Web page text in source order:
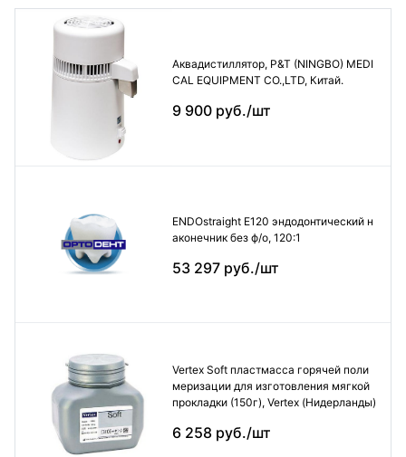
Аквадистиллятор, P&T (NINGBO) MEDI
CAL EQUIPMENT CO.,LTD, Китай.
9 900 руб./шт
ENDOstraight E120 эндодонтический н
аконечник без ф/о, 120:1
53 297 руб./шт
Vertex Soft пластмасса горячей поли
меризации для изготовления мягкой
прокладки (150г), Vertex (Нидерланды)
6 258 руб./шт